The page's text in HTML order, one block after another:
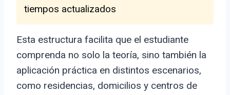
tiempos actualizados
Esta estructura facilita que el estudiante
comprenda no solo la teoría, sino también la
aplicación práctica en distintos escenarios,
como residencias, domicilios y centros de